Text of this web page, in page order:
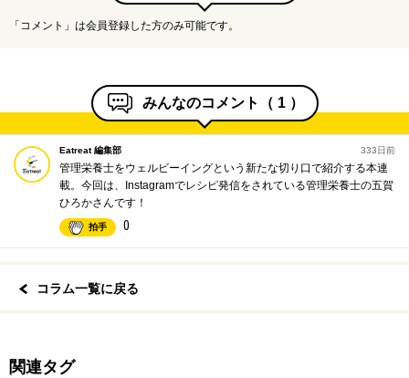
「コメント」は会員登録した方のみ可能です。
みんなのコメント（ 1 ）
Eatreat 編集部 333日前
管理栄養士をウェルビーイングという新たな切り口で紹介する本連
載。今回は、Instagramでレシピ発信をされている管理栄養士の五賀
ひろかさんです！
拍手 0
コラム一覧に戻る
関連タグ